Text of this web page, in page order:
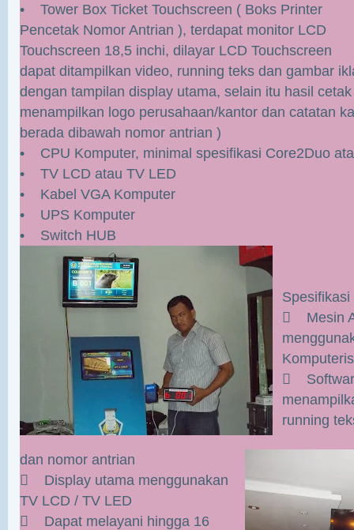
• Tower Box Ticket Touchscreen ( Boks Printer
Pencetak Nomor Antrian ), terdapat monitor LCD
Touchscreen 18,5 inchi, dilayar LCD Touchscreen
dapat ditampilkan video, running teks dan gambar
dengan tampilan display utama, selain itu hasil
menampilkan logo perusahaan/kantor dan catatan
berada dibawah nomor antrian )
• CPU Komputer, minimal spesifikasi Core2Duo
• TV LCD atau TV LED
• Kabel VGA Komputer
• UPS Komputer
• Switch HUB
 Mesin

running
dan nomor antrian
 Display utama menggunakan
TV LCD / TV LED
 Dapat melayani hingga 16